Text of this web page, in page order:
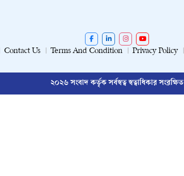
Contact Us Terms And Condition Privacy Policy
২০২৬ সংবাদ কর্তৃক সর্বস্বত্ব স্বত্বাধিকার সংরক্ষিত